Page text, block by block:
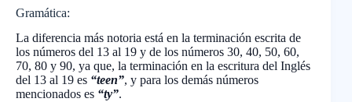
Gramática:
La diferencia más notoria está en la terminación escrita de
los números del 13 al 19 y de los números 30, 40, 50, 60,
70, 80 y 90, ya que, la terminación en la escritura del Inglés
del 13 al 19 es “teen”, y para los demás números
mencionados es “ty”.